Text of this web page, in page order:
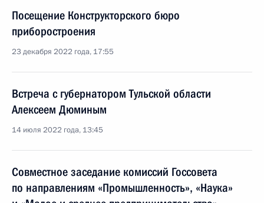
Посещение Конструкторского бюро
приборостроения
23 декабря 2022 года, 17:55
Встреча с губернатором Тульской области
Алексеем Дюминым
14 июля 2022 года, 13:45
Cовместное заседание комиссий Госcовета
по направлениям «Промышленность», «Наука»